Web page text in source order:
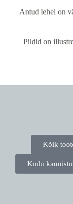
Antud lehel on
Pildid on
Kõik
Kodu